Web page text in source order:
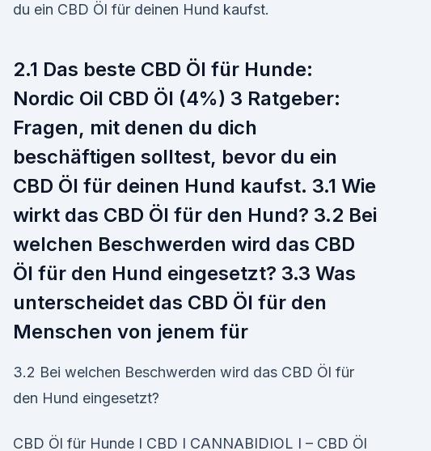
du ein CBD Öl für deinen Hund kaufst.
2.1 Das beste CBD Öl für Hunde:
Nordic Oil CBD Öl (4%) 3 Ratgeber:
Fragen, mit denen du dich
beschäftigen solltest, bevor du ein
CBD Öl für deinen Hund kaufst. 3.1 Wie
wirkt das CBD Öl für den Hund? 3.2 Bei
welchen Beschwerden wird das CBD
Öl für den Hund eingesetzt? 3.3 Was
unterscheidet das CBD Öl für den
Menschen von jenem für
3.2 Bei welchen Beschwerden wird das CBD Öl für
den Hund eingesetzt?
CBD Öl für Hunde I CBD I CANNABIDIOL I – CBD Öl